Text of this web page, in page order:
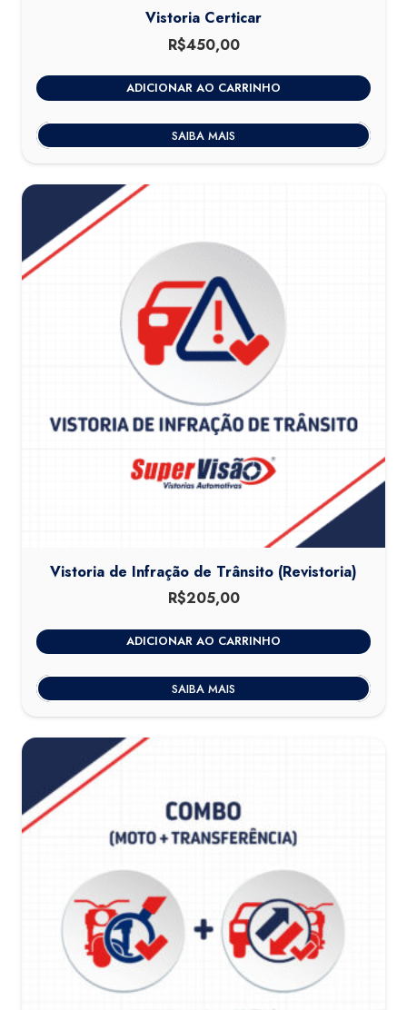
Vistoria Certicar
R$450,00
ADICIONAR AO CARRINHO
SAIBA MAIS
Vistoria de Infração de Trânsito (Revistoria)
R$205,00
ADICIONAR AO CARRINHO
SAIBA MAIS